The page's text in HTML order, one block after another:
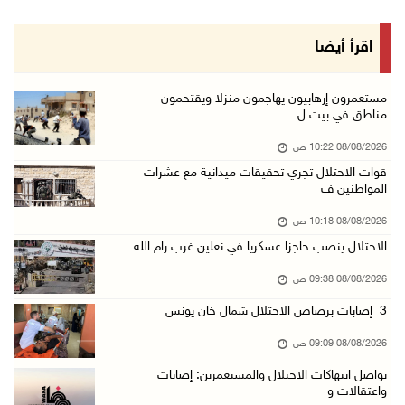
أسعار الغذاء العالمية عند أعلى مستوى منذ 3 سن ...
قوات الاحتلال تقتحم بيت لحم
قوات الاحتلال تعتقل طفلا من قرية عنزا جنوب جن ...
07/آب/2026 10:17 م
نادي الأسير: تجديد أمرَ منع زيارات الأسرى إجر ...
اقرأ أيضا
مستعمرون إرهابيون يهاجمون منزلا ويقتحمون
مناطق في بيت ل
08/08/2026 10:22 ص
قوات الاحتلال تجري تحقيقات ميدانية مع عشرات
المواطنين ف
08/08/2026 10:18 ص
الاحتلال ينصب حاجزا عسكريا في نعلين غرب رام الله
08/08/2026 09:38 ص
3 إصابات برصاص الاحتلال شمال خان يونس
08/08/2026 09:09 ص
تواصل انتهاكات الاحتلال والمستعمرين: إصابات
واعتقالات و